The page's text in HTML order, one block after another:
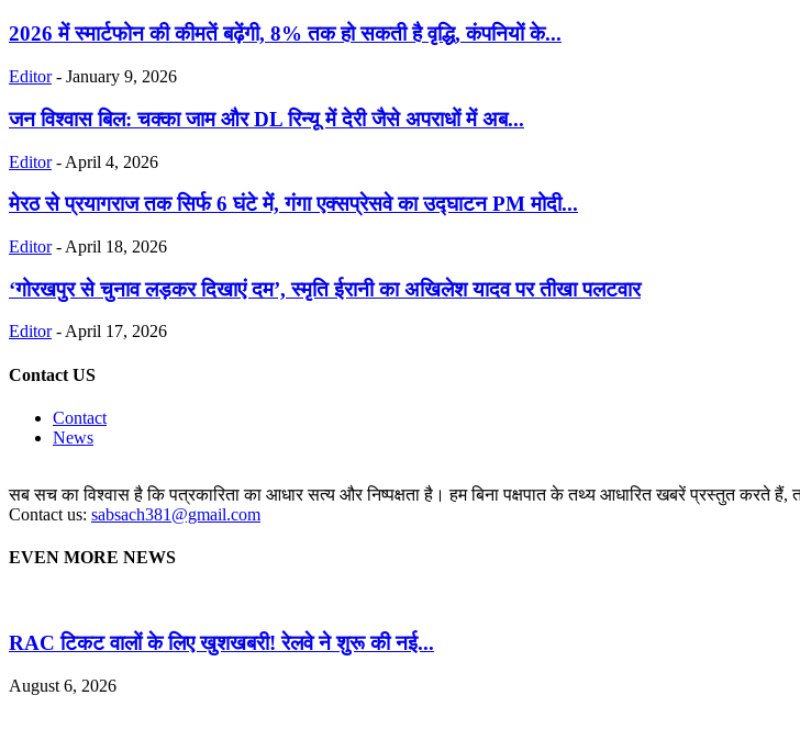
2026 में स्मार्टफोन की कीमतें बढ़ेंगी, 8% तक हो सकती है वृद्धि, कंपनियों के...
Editor - January 9, 2026
जन विश्वास बिल: चक्का जाम और DL रिन्यू में देरी जैसे अपराधों में अब...
Editor - April 4, 2026
मेरठ से प्रयागराज तक सिर्फ 6 घंटे में, गंगा एक्सप्रेसवे का उद्घाटन PM मोदी...
Editor - April 18, 2026
‘गोरखपुर से चुनाव लड़कर दिखाएं दम’, स्मृति ईरानी का अखिलेश यादव पर तीखा पलटवार
Editor -April 17, 2026
Contact US
Contact
News
सब सच का विश्वास है कि पत्रकारिता का आधार सत्य और निष्पक्षता है। हम बिना पक्षपात के तथ्य आधारित खबरें प्रस्तुत करते हैं,
Contact us: sabsach381@gmail.com
EVEN MORE NEWS
RAC टिकट वालों के लिए खुशखबरी! रेलवे ने शुरू की नई...
August 6, 2026